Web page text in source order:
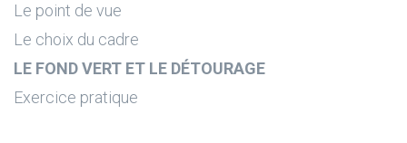
Le point de vue
Le choix du cadre
LE FOND VERT ET LE DÉTOURAGE
Exercice pratique